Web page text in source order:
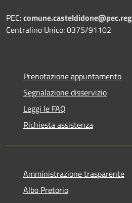
PEC:
Centralino Unico: 0375/91102
Prenotazione appuntamento
Segnalazione disservizio
Leggi le FAQ
Richiesta assistenza
Amministrazione trasparente
Albo Pretorio